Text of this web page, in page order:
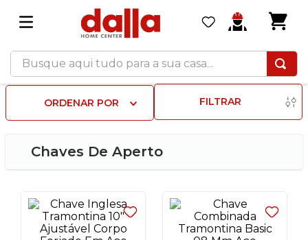
Busque aqui tudo para a sua casa...
ORDENAR POR FILTRAR
Chaves De Aperto